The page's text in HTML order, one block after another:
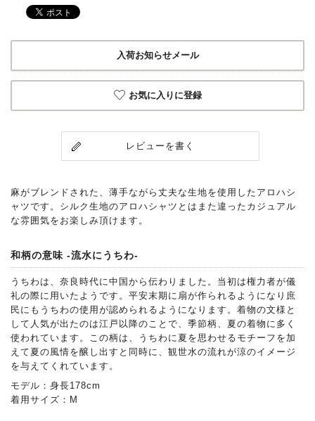
入荷お知らせメール
お気に入りに登録
レビューを書く
麻がブレンドされた、薄手ながら丈夫な生地を使用したアロハシ
ャツです。シルク生地のアロハシャツとはまた違ったカジュアル
な雰囲気をお楽しみ頂けます。
和柄の意味 -流水にうちわ-
うちわは、奈良時代に中国から伝わりました。当初は権力者が儀
礼の際に用いたようです。平安末期に扇が作られるようになり庶
民にもうちわの使用が認められるようになります。着物の文様と
して人気が出たのは江戸以降のことで、季節柄、夏の着物に多く
使われています。この柄は、うちわに夏を思わせるモチーフを加
えて夏の風情を醸し出すと同時に、観世水の流れが涼のイメージ
を与えてくれています。
モデル：身長178cm
着用サイズ：M